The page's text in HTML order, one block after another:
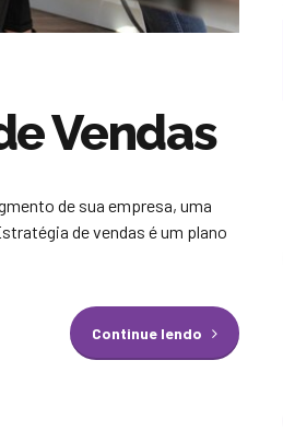
Vendas
de sua empresa, uma
de vendas é um plano
Continue lendo